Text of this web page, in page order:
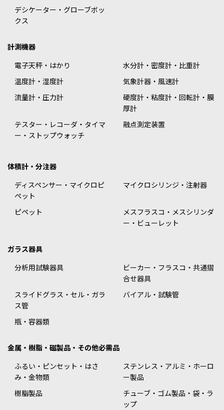
デシケーター・グローブボッ
クス
計測機器
電子天秤・はかり
水分計・密度計・比重計
温度計・湿度計
気象計器・風速計
流量計・圧力計
硬度計・粘度計・回転計・膜
厚計
テスター・レコーダ・タイマ
ー・ストップウォッチ
融点測定装置
体積計・分注器
ディスペンサー・マイクロピ
ペット
マイクロシリンジ・注射器
ピペット
メスフラスコ・メスシリンダ
ー・ビューレット
ガラス器具
分析用試験器具
ビーカー・フラスコ・共通摺
合せ器具
スライドグラス・セル・ガラ
ス管
バイアル・試験管
瓶・容器類
金属・樹脂・磁製品・その他必需品
ふるい・ピンセット・はさ
み・金物類
ステンレス・アルミ・ホーロ
ー製品
樹脂製品
チューブ・ゴム製品・袋・ラ
ップ